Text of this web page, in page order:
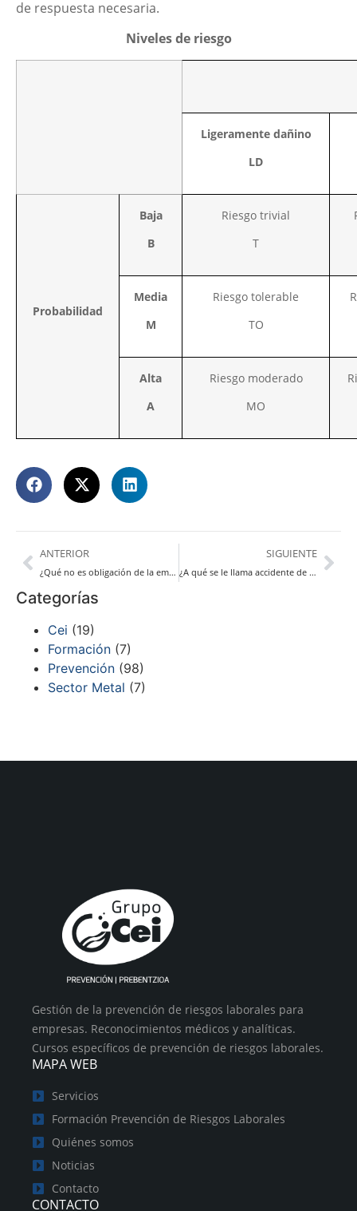
de respuesta necesaria.
Niveles de riesgo
Ligeramente dañino
LD
Probabilidad
Baja
B
Riesgo trivial
T
Media
M
Riesgo tolerable
TO
Alta
A
Riesgo moderado
MO
ANTERIOR
¿Qué no es obligación de la empresa en riesgos laborales?
SIGUIENTE
¿A qué se le llama accidente de trabajo in mision?
Categorías
Cei (19)
Formación (7)
Prevención (98)
Sector Metal (7)
Gestión de la prevención de riesgos laborales para
empresas. Reconocimientos médicos y analíticas.
Cursos específicos de prevención de riesgos laborales.
MAPA WEB
Servicios
Formación Prevención de Riesgos Laborales
Quiénes somos
Noticias
Contacto
CONTACTO